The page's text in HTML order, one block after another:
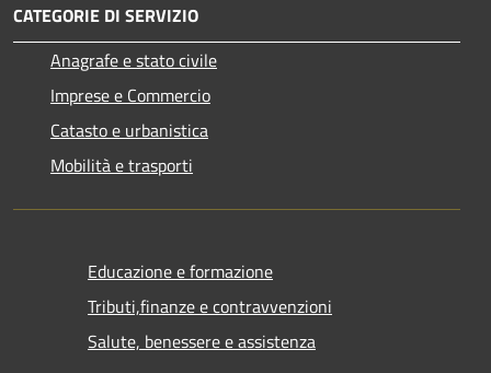
CATEGORIE DI SERVIZIO
Anagrafe e stato civile
Imprese e Commercio
Catasto e urbanistica
Mobilità e trasporti
Educazione e formazione
Tributi,finanze e contravvenzioni
Salute, benessere e assistenza